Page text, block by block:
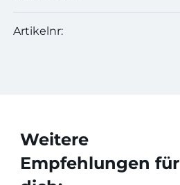
Artikelnr:
Weitere
Empfehlungen für